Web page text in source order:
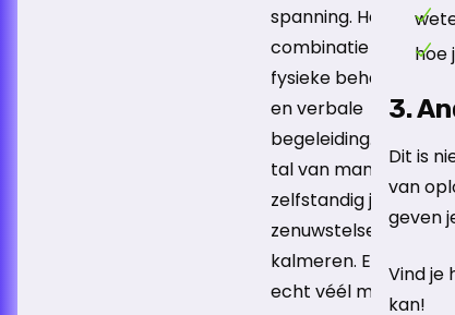
spanning. Het is een
combinatie van
fysieke behandeling
en verbale
begeleiding. Er zijn ook
tal van manieren om
zelfstandig je
zenuwstelsel te
kalmeren. En dat is
echt véél meer dan
hoe
3.
Dit is
van
geven
Vind je
kan!